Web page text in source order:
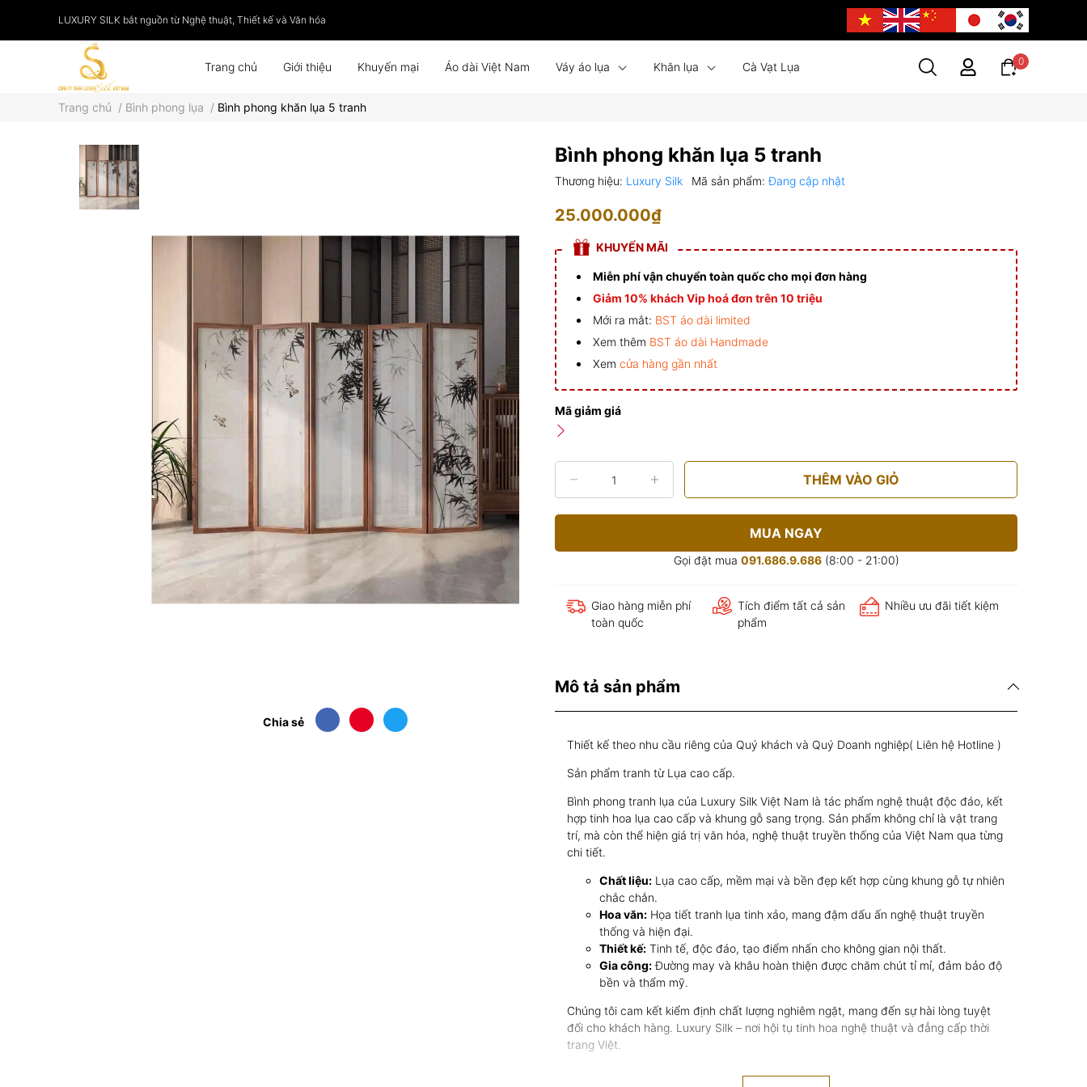
LUXURY SILK bắt nguồn từ Nghệ thuật, Thiết kế và Văn hóa
Trang chủ Giới thiệu Khuyến mại Áo dài Việt Nam Váy áo lụa Khăn lụa Cà Vạt Lụa
Phụ kiện Tranh lụa
0
Trang chủ / Bình phong lụa / Bình phong khăn lụa 5 tranh
Chia sẻ
Bình phong khăn lụa 5 tranh
Thương hiệu: Luxury Silk Mã sản phẩm:Đang cập nhật
25.000.000₫
KHUYẾN MÃI
Miễn phí vận chuyển toàn quốc cho mọi đơn hàng
Giảm 10% khách Vip hoá đơn trên 10 triệu
Mới ra mắt: BST áo dài limited
Xem thêm BST áo dài Handmade
Xem cửa hàng gần nhất
Mã giảm giá
THÊM VÀO GIỎ
MUA NGAY
Gọi đặt mua 091.686.9.686(8:00 - 21:00)
Giao hàng miễn phí
toàn quốc
Tích điểm tất cả sản
phẩm
Nhiều ưu đãi tiết kiệm
Mô tả sản phẩm
Thiết kế theo nhu cầu riêng của Quý khách và Quý Doanh nghiệp( Liên hệ Hotline )
Sản phẩm tranh từ Lụa cao cấp.
Bình phong tranh lụa của Luxury Silk Việt Nam là tác phẩm nghệ thuật độc đáo, kết
hợp tinh hoa lụa cao cấp và khung gỗ sang trọng. Sản phẩm không chỉ là vật trang
trí, mà còn thể hiện giá trị văn hóa, nghệ thuật truyền thống của Việt Nam qua từng
chi tiết.
Chất liệu: Lụa cao cấp, mềm mại và bền đẹp kết hợp cùng khung gỗ tự nhiên
chắc chắn.
Hoa văn: Họa tiết tranh lụa tinh xảo, mang đậm dấu ấn nghệ thuật truyền
thống và hiện đại.
Thiết kế: Tinh tế, độc đáo, tạo điểm nhấn cho không gian nội thất.
Gia công:Đường may và khâu hoàn thiện được chăm chút tỉ mỉ, đảm bảo độ
bền và thẩm mỹ.
Chúng tôi cam kết kiểm định chất lượng nghiêm ngặt, mang đến sự hài lòng tuyệt
đối cho khách hàng. Luxury Silk – nơi hội tụ tinh hoa nghệ thuật và đẳng cấp thời
trang Việt.